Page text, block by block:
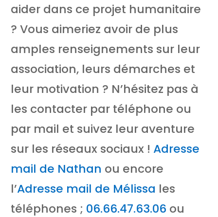
aider dans ce projet humanitaire
? Vous aimeriez avoir de plus
amples renseignements sur leur
association, leurs démarches et
leur motivation ? N’hésitez pas à
les contacter par téléphone ou
par mail et suivez leur aventure
sur les réseaux sociaux ! Adresse
mail de Nathan ou encore
l’Adresse mail de Mélissa les
téléphones ; 06.66.47.63.06 ou